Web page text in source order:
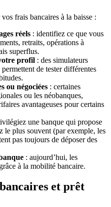
frais bancaires à la baisse :
réels : identifiez ce que vous
retraits, opérations à
superflus.
profil : des simulateurs
de tester différentes
ou négociées : certaines
ou les néobanques,
avantageuses pour certains
une banque qui propose
le plus souvent (par exemple, les
pas toujours de déposer des
: aujourd’hui, les
à la mobilité bancaire.
et prêt